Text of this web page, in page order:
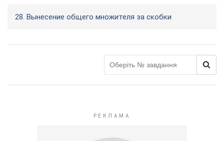
28. Вынесение общего множителя за скобки